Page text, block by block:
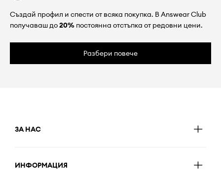
Създай профил и спести от всяка покупка. В Answear Club
получаваш до20% постоянна отстъпка от редовни цени.
Разбери повече
ЗА НАС
ИНФОРМАЦИЯ